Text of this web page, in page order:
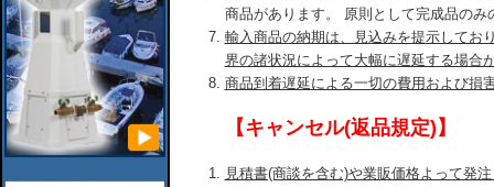
商品があります。 原則として完成品のみ
輸入商品の納期は、見込みを提示してお
界の諸状況によって大幅に遅延する場合
商品到着遅延による一切の費用および損
【キャンセル(返品規定)】
見積書(商談を含む)や業販価格よって発